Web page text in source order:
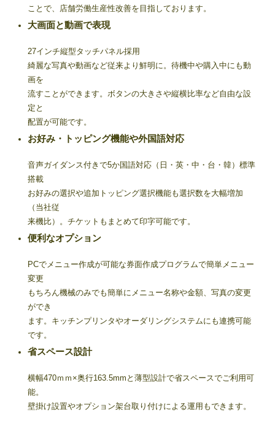
ことで、店舗労働生産性改善を目指しております。
大画面と動画で表現
27インチ縦型タッチパネル採用
綺麗な写真や動画など従来より鮮明に。待機中や購入中にも動
画を
流すことができます。ボタンの大きさや縦横比率など自由な設
定と
配置が可能です。
お好み・トッピング機能や外国語対応
音声ガイダンス付きで5か国語対応（日・英・中・台・韓）標準
搭載
お好みの選択や追加トッピング選択機能も選択数を大幅増加
（当社従
来機比）。チケットもまとめて印字可能です。
便利なオプション
PCでメニュー作成が可能な券面作成プログラムで簡単メニュー
変更
もちろん機械のみでも簡単にメニュー名称や金額、写真の変更
ができ
ます。キッチンプリンタやオーダリングシステムにも連携可能
です。
省スペース設計
横幅470ｍｍ×奥行163.5mmと薄型設計で省スペースでご利用可
能。
壁掛け設置やオプション架台取り付けによる運用もできます。